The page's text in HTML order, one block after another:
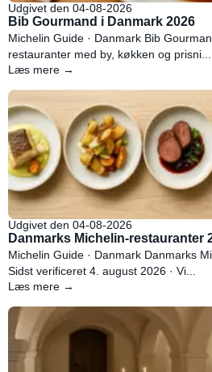
Udgivet den 04-08-2026
Bib Gourmand i Danmark 2026
Michelin Guide · Danmark Bib
restauranter med by, køkken og prisni...
Læs mere →
Udgivet den 04-08-2026
Danmarks Michelin-restauranter
Michelin Guide · Danmark Danmarks
Sidst verificeret 4. august 2026 · Vi...
Læs mere →